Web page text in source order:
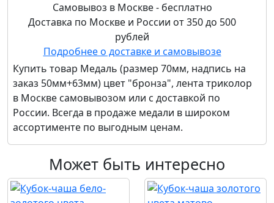
Самовывоз в Москве - бесплатно
Доставка по Москве и России от 350 до 500
рублей
Подробнее о доставке и самовывозе
Купить товар Медаль (размер 70мм, надпись на
заказ 50мм+63мм) цвет "бронза", лента триколор
в Москве самовывозом или с доставкой по
России. Всегда в продаже медали в широком
ассортименте по выгодным ценам.
Может быть интересно